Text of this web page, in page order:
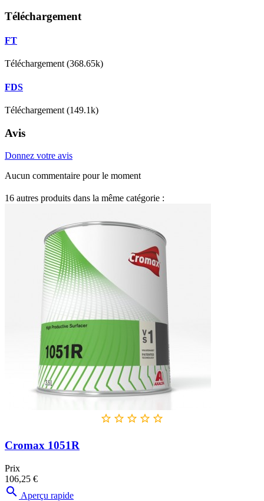
Téléchargement
FT
Téléchargement (368.65k)
FDS
Téléchargement (149.1k)
Avis
Donnez votre avis
Aucun commentaire pour le moment
16 autres produits dans la même catégorie :
    
Cromax 1051R
Prix
106,25 €
 Aperçu rapide